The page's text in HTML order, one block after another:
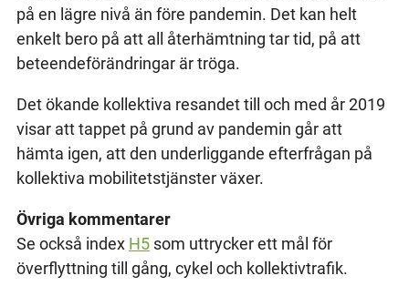
på en lägre nivå än före pandemin. Det kan helt
enkelt bero på att all återhämtning tar tid, på att
beteendeförändringar är tröga.
Det ökande kollektiva resandet till och med år 2019
visar att tappet på grund av pandemin går att
hämta igen, att den underliggande efterfrågan på
kollektiva mobilitetstjänster växer.
Övriga kommentarer
Se också index H5som uttrycker ett mål för
överflyttning till gång, cykel och kollektivtrafik.